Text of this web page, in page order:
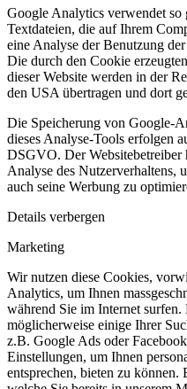
Google Analytics verwendet
Textdateien, die auf Ihrem
eine Analyse der Benutzung
Die durch den Cookie
dieser Website werden in der
den USA übertragen und dort
Die Speicherung von Google-
dieses Analyse-Tools erfolgen
DSGVO. Der Websitebetreiber
Analyse des Nutzerverhaltens,
auch seine Werbung zu
Details verbergen
Marketing
Wir nutzen diese Cookies,
Analytics, um Ihnen
während Sie im Internet
möglicherweise einige Ihrer
z.B. Google Ads oder
Einstellungen, um Ihnen
entsprechen, bieten zu können.